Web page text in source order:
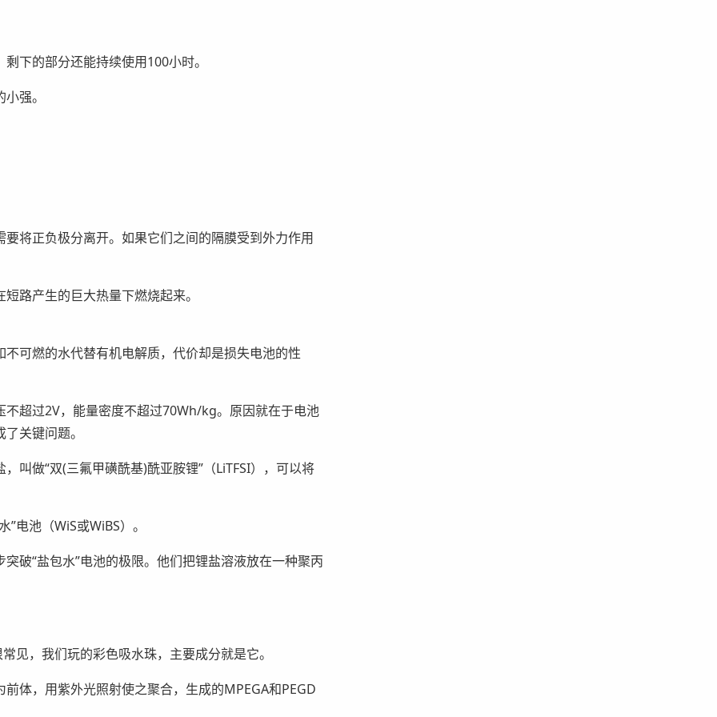
下的部分还能持续使用100小时。
强。
将正负极分离开。如果它们之间的隔膜受到外力作用
路产生的巨大热量下燃烧起来。
可燃的水代替有机电解质，代价却是损失电池的性
超过2V，能量密度不超过70Wh/kg。原因就在于电池
关键问题。
叫做“双(三氟甲磺酰基)酰亚胺锂”（LiTFSI），可以将
电池（WiS或WiBS）。
破“盐包水”电池的极限。他们把锂盐溶液放在一种聚丙
见，我们玩的彩色吸水珠，主要成分就是它。
体，用紫外光照射使之聚合，生成的MPEGA和PEGD